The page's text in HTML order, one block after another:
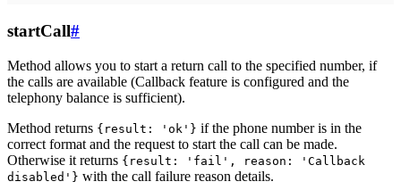
startCall#
Method allows you to start a return call to the specified number, if
the calls are available (Callback feature is configured and the
telephony balance is sufficient).
Method returns {result: 'ok'} if the phone number is in the
correct format and the request to start the call can be made.
Otherwise it returns {result: 'fail', reason: 'Callback
disabled'} with the call failure reason details.